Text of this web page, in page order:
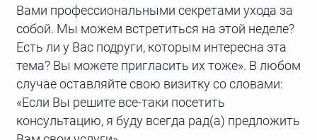
Вами профессиональными секретами ухода за
собой. Мы можем встретиться на этой неделе?
Есть ли у Вас подруги, которым интересна эта
тема? Вы можете пригласить их тоже». В любом
случае оставляйте свою визитку со словами:
«Если Вы решите все-таки посетить
консультацию, я буду всегда рад(а) предложить